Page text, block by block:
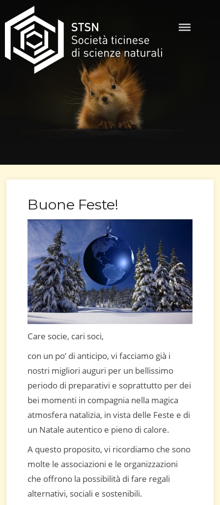
to
content
Buone Feste!
Care socie, cari soci,
con un po’ di anticipo, vi facciamo già i
nostri migliori auguri per un bellissimo
periodo di preparativi e soprattutto per dei
bei momenti in compagnia nella magica
atmosfera natalizia, in vista delle Feste e di
un Natale autentico e pieno di calore.
A questo proposito, vi ricordiamo che sono
molte le associazioni e le organizzazioni
che offrono la possibilità di fare regali
alternativi, sociali e sostenibili.